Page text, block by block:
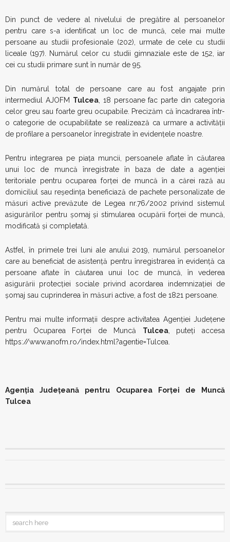
Din punct de vedere al nivelului de pregătire al persoanelor
pentru care s-a identificat un loc de muncă, cele mai multe
persoane au studii profesionale (202), urmate de cele cu studii
liceale (197). Numărul celor cu studii gimnaziale este de 152, iar
cei cu studii primare sunt în număr de 95.
Din numărul total de persoane care au fost angajate prin
intermediul AJOFM Tulcea, 18 persoane fac parte din categoria
celor greu sau foarte greu ocupabile. Precizăm că încadrarea într-
o categorie de ocupabilitate se realizează ca urmare a activităţii
de profilare a persoanelor înregistrate în evidenţele noastre.
Pentru integrarea pe piaţa muncii, persoanele aflate în căutarea
unui loc de muncă înregistrate în baza de date a agenţiei
teritoriale pentru ocuparea forţei de muncă în a cărei rază au
domiciliul sau reşedinţa beneficiază de pachete personalizate de
măsuri active prevăzute de Legea nr.76/2002 privind sistemul
asigurărilor pentru şomaj şi stimularea ocupării forţei de muncă,
modificată şi completată.
Astfel, în primele trei luni ale anului 2019, numărul persoanelor
care au beneficiat de asistenţă pentru înregistrarea în evidenţă ca
persoane aflate în căutarea unui loc de muncă, în vederea
asigurării protecţiei sociale privind acordarea indemnizaţiei de
şomaj sau cuprinderea în măsuri active, a fost de 1821 persoane.
Pentru mai multe informații despre activitatea Agenției Județene
pentru Ocuparea Forței de Muncă Tulcea, puteți accesa
https://www.anofm.ro/index.html?agentie=Tulcea.
Agenția Județeană pentru Ocuparea Forței de Muncă
Tulcea